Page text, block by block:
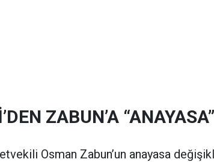
ZABUN’A
Osman Zabun’un anayasa